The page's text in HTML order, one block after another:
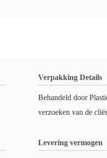
Verpakking Details
Behandeld door
verzoeken van de
Levering vermogen